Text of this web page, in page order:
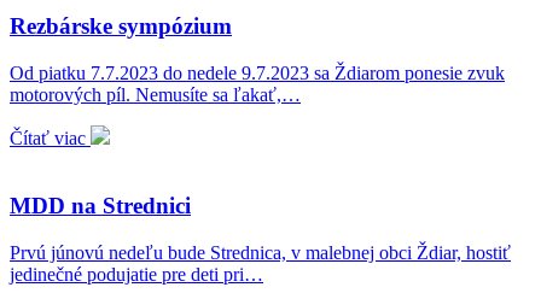
Rezbárske sympózium
Od piatku 7.7.2023 do nedele 9.7.2023 sa Ždiarom ponesie zvuk
motorových píl. Nemusíte sa ľakať,…
Čítať viac
MDD na Strednici
Prvú júnovú nedeľu bude Strednica, v malebnej obci Ždiar, hostiť
jedinečné podujatie pre deti pri…